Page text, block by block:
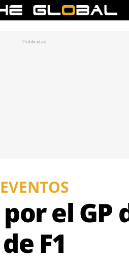
EVENTOS
el GP
de F1